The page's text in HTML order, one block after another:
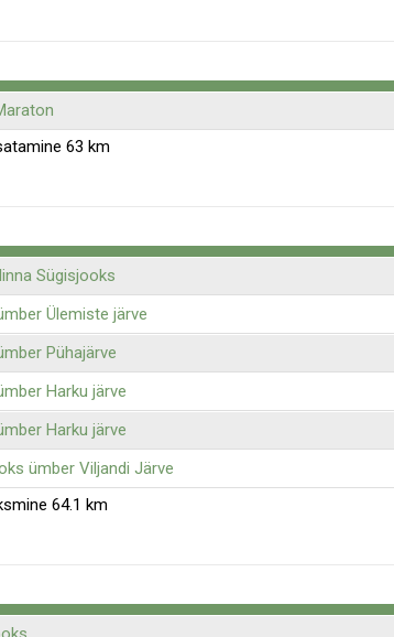
63 km
Sügisjooks
Ülemiste järve
Pühajärve
Harku järve
Harku järve
ümber Viljandi Järve
64.1 km